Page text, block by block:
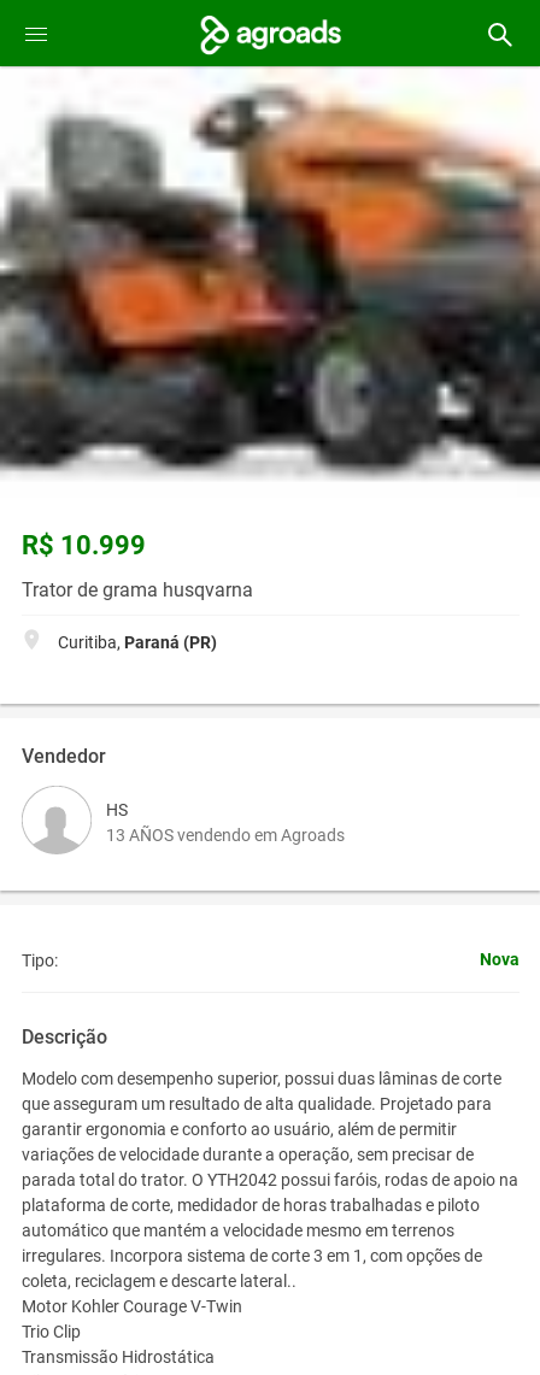
R$ 10.999
Trator de grama husqvarna
Curitiba, Paraná (PR)
Vendedor
HS
13 AÑOS vendendo em Agroads
Tipo: Nova
Descrição
Modelo com desempenho superior, possui duas lâminas de corte
que asseguram um resultado de alta qualidade. Projetado para
garantir ergonomia e conforto ao usuário, além de permitir
variações de velocidade durante a operação, sem precisar de
parada total do trator. O YTH2042 possui faróis, rodas de apoio na
plataforma de corte, medidador de horas trabalhadas e piloto
automático que mantém a velocidade mesmo em terrenos
irregulares. Incorpora sistema de corte 3 em 1, com opções de
coleta, reciclagem e descarte lateral..
Motor Kohler Courage V-Twin
Trio Clip
Transmissão Hidrostática